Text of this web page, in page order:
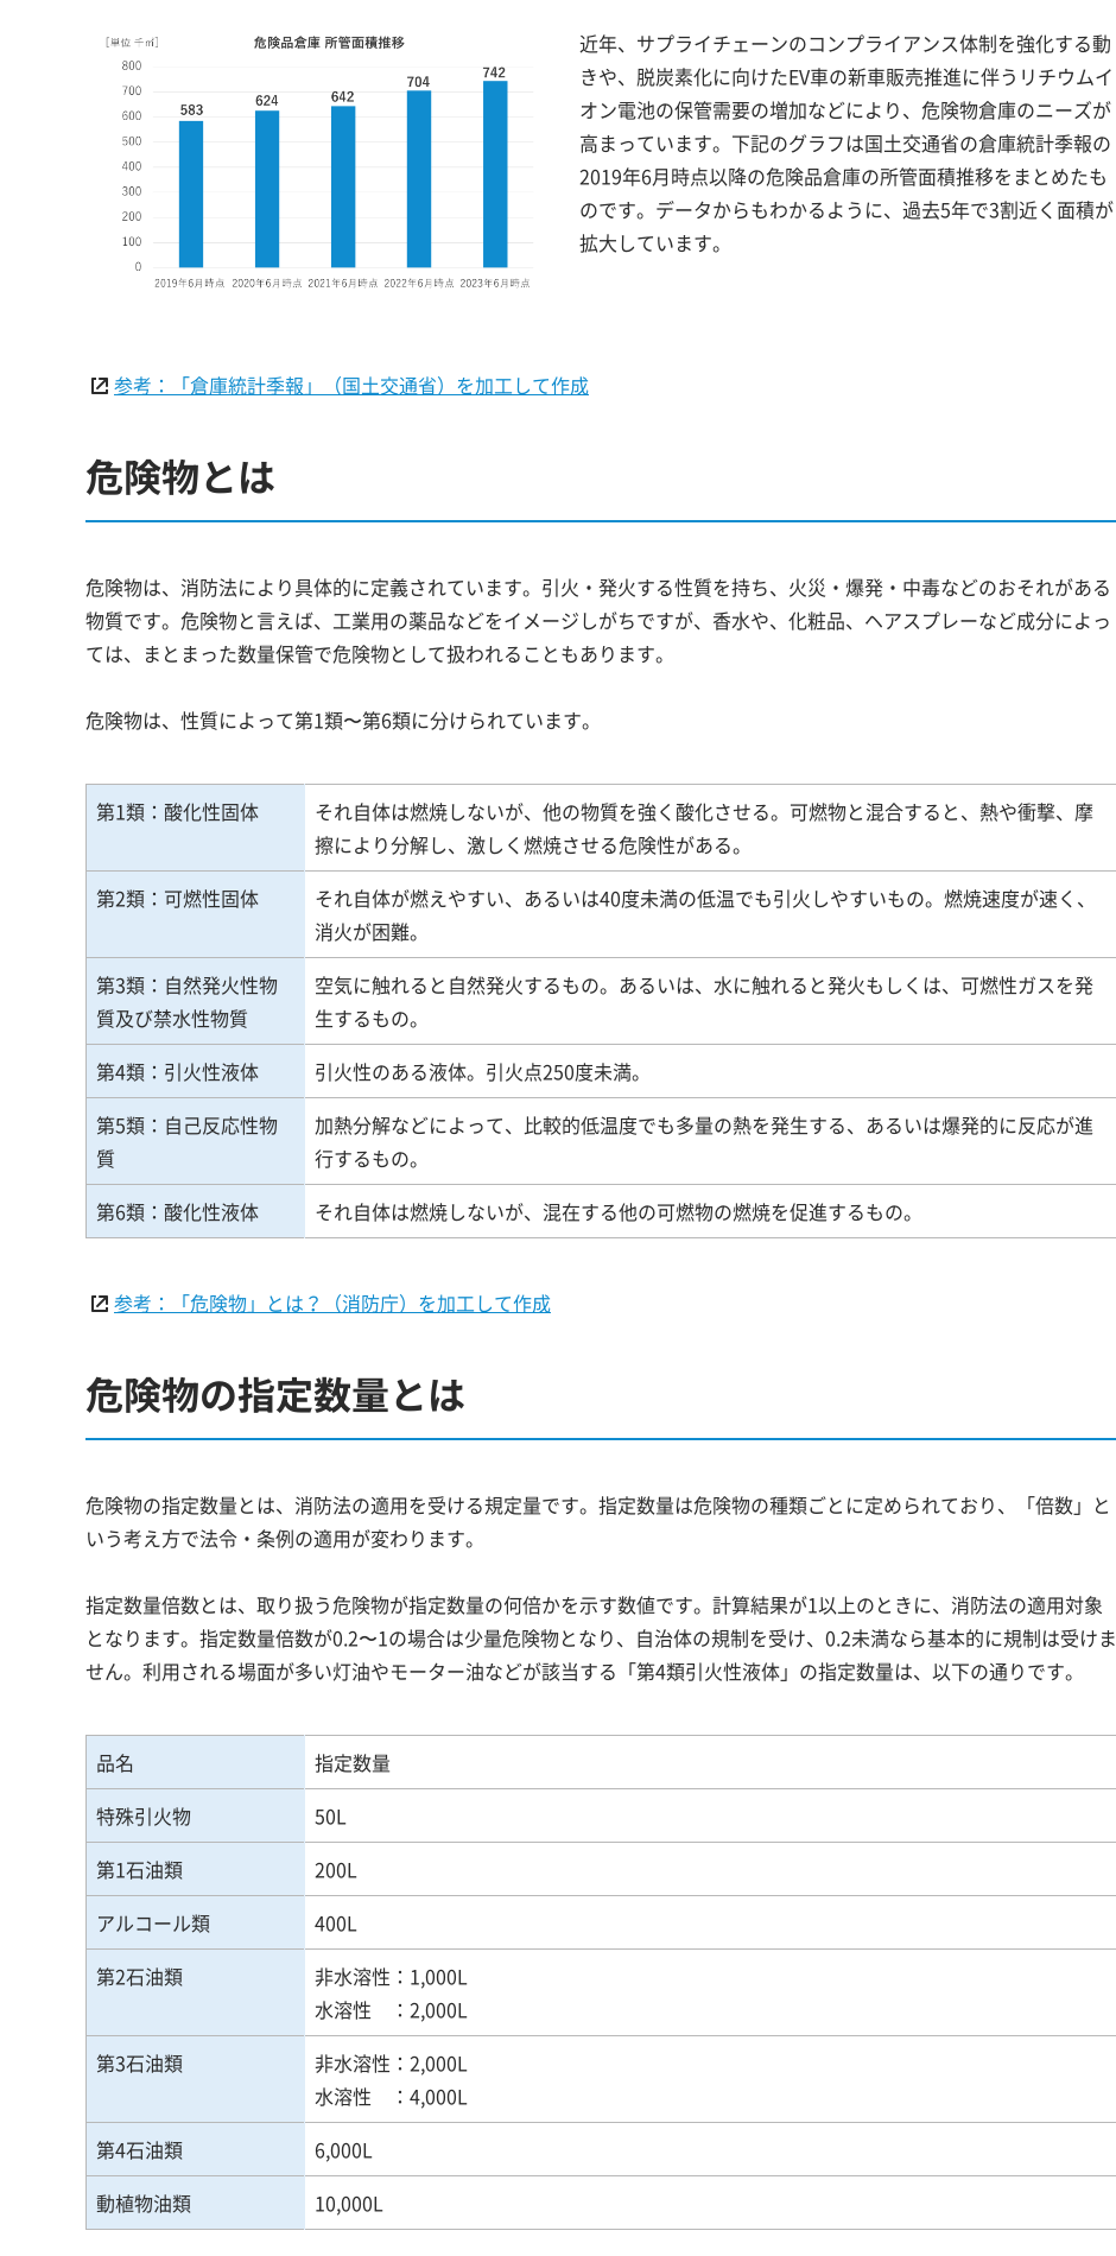
近年、サプライチェーンのコンプライアンス体制を強化する動
きや、脱炭素化に向けたEV車の新車販売推進に伴うリチウムイ
オン電池の保管需要の増加などにより、危険物倉庫のニーズが
高まっています。下記のグラフは国土交通省の倉庫統計季報の
2019年6月時点以降の危険品倉庫の所管面積推移をまとめたも
のです。データからもわかるように、過去5年で3割近く面積が
拡大しています。
参考：「倉庫統計季報」（国土交通省）を加工して作成
危険物とは
危険物は、消防法により具体的に定義されています。引火・発火する性質を持ち、火災・爆発・中毒などのおそれがある
物質です。危険物と言えば、工業用の薬品などをイメージしがちですが、香水や、化粧品、ヘアスプレーなど成分によっ
ては、まとまった数量保管で危険物として扱われることもあります。
危険物は、性質によって第1類〜第6類に分けられています。
第1類：酸化性固体
それ自体は燃焼しないが、他の物質を強く酸化させる。可燃物と混合すると、熱や衝撃、摩
擦により分解し、激しく燃焼させる危険性がある。
第2類：可燃性固体
それ自体が燃えやすい、あるいは40度未満の低温でも引火しやすいもの。燃焼速度が速く、
消火が困難。
第3類：自然発火性物
質及び禁水性物質
空気に触れると自然発火するもの。あるいは、水に触れると発火もしくは、可燃性ガスを発
生するもの。
第4類：引火性液体
引火性のある液体。引火点250度未満。
第5類：自己反応性物
質
加熱分解などによって、比較的低温度でも多量の熱を発生する、あるいは爆発的に反応が進
行するもの。
第6類：酸化性液体
それ自体は燃焼しないが、混在する他の可燃物の燃焼を促進するもの。
参考：「危険物」とは？（消防庁）を加工して作成
危険物の指定数量とは
危険物の指定数量とは、消防法の適用を受ける規定量です。指定数量は危険物の種類ごとに定められており、「倍数」と
いう考え方で法令・条例の適用が変わります。
指定数量倍数とは、取り扱う危険物が指定数量の何倍かを示す数値です。計算結果が1以上のときに、消防法の適用対象
となります。指定数量倍数が0.2〜1の場合は少量危険物となり、自治体の規制を受け、0.2未満なら基本的に規制は受けま
せん。利用される場面が多い灯油やモーター油などが該当する「第4類引火性液体」の指定数量は、以下の通りです。
品名
指定数量
特殊引火物
50L
第1石油類
200L
アルコール類
400L
第2石油類
非水溶性：1,000L
水溶性 ：2,000L
第3石油類
非水溶性：2,000L
水溶性 ：4,000L
第4石油類
6,000L
動植物油類
10,000L